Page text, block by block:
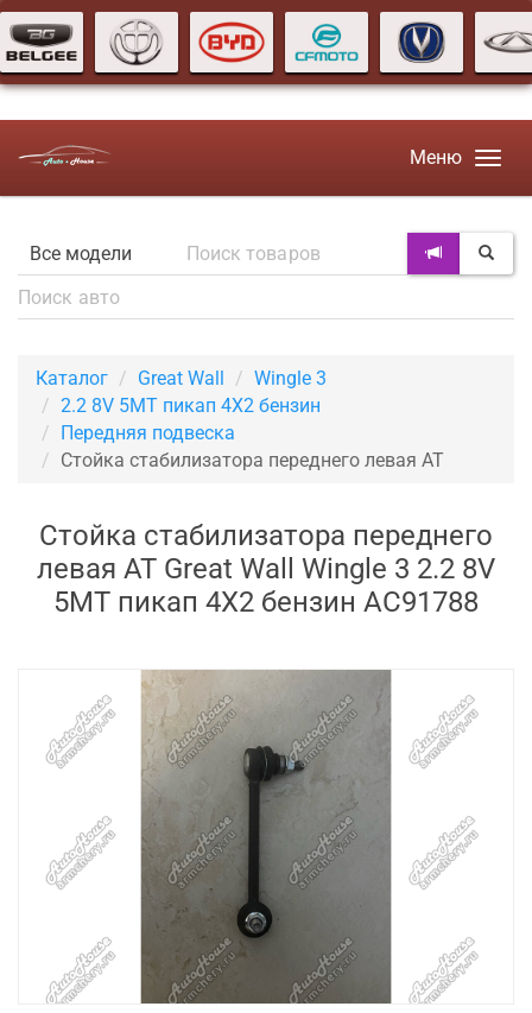
Меню
Каталог Great Wall
Wingle 3
2.2 8V 5MT пикап 4X2 бензин
Передняя подвеска
Стойка стабилизатора переднего левая AT
Стойка стабилизатора переднего
левая AT Great Wall Wingle 3 2.2 8V
5MT пикап 4X2 бензин AC91788